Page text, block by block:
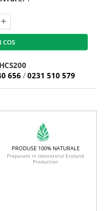
HCS200
656 / 0231 510 579
PRODUSE 100% NATURALE
Preparate in laboratorul Ecoland
Production